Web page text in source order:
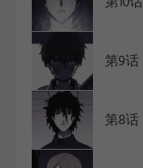
第9话
第8话